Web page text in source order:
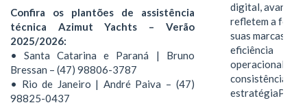
Confira os plantões de assistência
técnica Azimut Yachts – Verão
2025/2026:
• Santa Catarina e Paraná | Bruno
Bressan – (47) 98806-3787
• Rio de Janeiro | André Paiva – (47)
98825-0437
digital, avanços
refletem a força
suas marcas, a
eficiência
operacional e a
consistência de